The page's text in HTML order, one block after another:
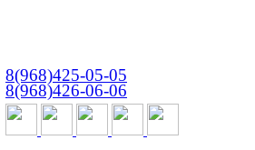
8(968)425-05-05
8(968)426-06-06